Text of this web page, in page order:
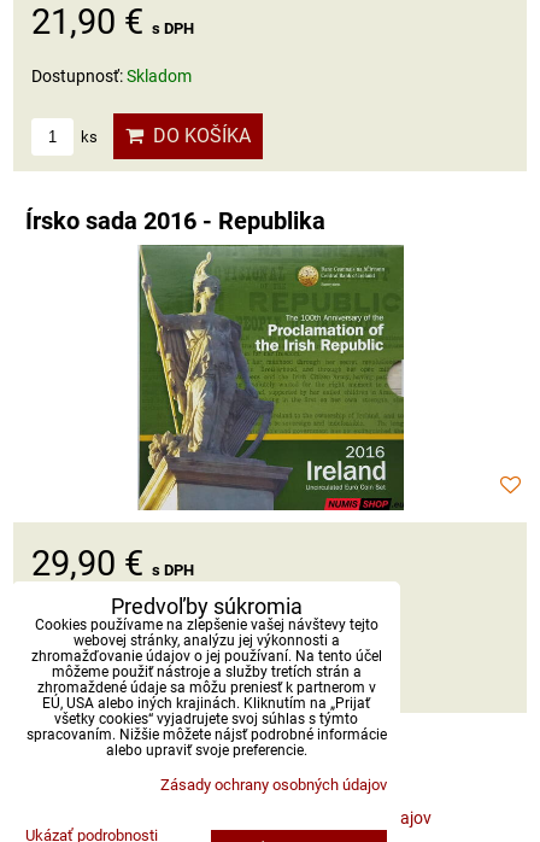
21,90 € s DPH
Dostupnosť:Skladom
ks DO KOŠÍKA
Írsko sada 2016 - Republika
29,90 € s DPH
Dostupnosť:Skladom
ks DO KOŠÍKA
Zásady ochrany osobných údajov
Predvoľby súkromia
Cookies používame na zlepšenie vašej návštevy tejto
webovej stránky, analýzu jej výkonnosti a
zhromažďovanie údajov o jej používaní. Na tento účel
môžeme použiť nástroje a služby tretích strán a
zhromaždené údaje sa môžu preniesť k partnerom v
EÚ, USA alebo iných krajinách. Kliknutím na „Prijať
všetky cookies“ vyjadrujete svoj súhlas s týmto
spracovaním. Nižšie môžete nájsť podrobné informácie
alebo upraviť svoje preferencie.
Zásady ochrany osobných údajov
Ukázať podrobnosti